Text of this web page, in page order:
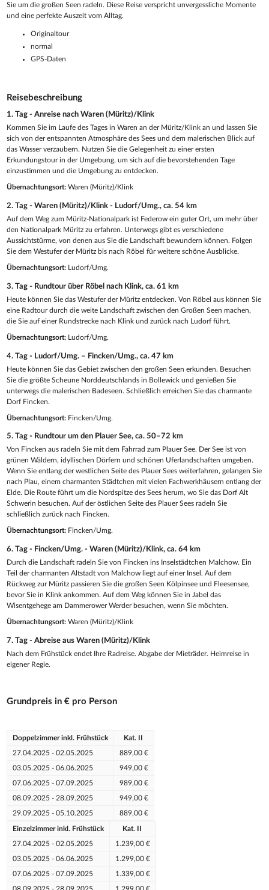
Sie um die großen Seen radeln. Diese Reise verspricht unvergessliche Momente
und eine perfekte Auszeit vom Alltag.
Originaltour
normal
GPS-Daten
Reisebeschreibung
1. Tag - Anreise nach Waren (Müritz)/Klink
Kommen Sie im Laufe des Tages in Waren an der Müritz/Klink an und lassen Sie
sich von der entspannten Atmosphäre des Sees und dem malerischen Blick auf
das Wasser verzaubern. Nutzen Sie die Gelegenheit zu einer ersten
Erkundungstour in der Umgebung, um sich auf die bevorstehenden Tage
einzustimmen und die Umgebung zu entdecken.
Übernachtungsort: Waren (Müritz)/Klink
2. Tag - Waren (Müritz)/Klink - Ludorf/Umg., ca. 54 km
Auf dem Weg zum Müritz-Nationalpark ist Federow ein guter Ort, um mehr über
den Nationalpark Müritz zu erfahren. Unterwegs gibt es verschiedene
Aussichtstürme, von denen aus Sie die Landschaft bewundern können. Folgen
Sie dem Westufer der Müritz bis nach Röbel für weitere schöne Ausblicke.
Übernachtungsort: Ludorf/Umg.
3. Tag - Rundtour über Röbel nach Klink, ca. 61 km
Heute können Sie das Westufer der Müritz entdecken. Von Röbel aus können Sie
eine Radtour durch die weite Landschaft zwischen den Großen Seen machen,
die Sie auf einer Rundstrecke nach Klink und zurück nach Ludorf führt.
Übernachtungsort: Ludorf/Umg.
4. Tag - Ludorf/Umg. – Fincken/Umg., ca. 47 km
Heute können Sie das Gebiet zwischen den großen Seen erkunden. Besuchen
Sie die größte Scheune Norddeutschlands in Bollewick und genießen Sie
unterwegs die malerischen Badeseen. Schließlich erreichen Sie das charmante
Dorf Fincken.
Übernachtungsort: Fincken/Umg.
5. Tag - Rundtour um den Plauer See, ca. 50–72 km
Von Fincken aus radeln Sie mit dem Fahrrad zum Plauer See. Der See ist von
grünen Wäldern, idyllischen Dörfern und schönen Uferlandschaften umgeben.
Wenn Sie entlang der westlichen Seite des Plauer Sees weiterfahren, gelangen Sie
nach Plau, einem charmanten Städtchen mit vielen Fachwerkhäusern entlang der
Elde. Die Route führt um die Nordspitze des Sees herum, wo Sie das Dorf Alt
Schwerin besuchen. Auf der östlichen Seite des Plauer Sees radeln Sie
schließlich zurück nach Fincken.
Übernachtungsort: Fincken/Umg.
6. Tag - Fincken/Umg. - Waren (Müritz)/Klink, ca. 64 km
Durch die Landschaft radeln Sie von Fincken ins Inselstädtchen Malchow. Ein
Teil der charmanten Altstadt von Malchow liegt auf einer Insel. Auf dem
Rückweg zur Müritz passieren Sie die großen Seen Kölpinsee und Fleesensee,
bevor Sie in Klink ankommen. Auf dem Weg können Sie in Jabel das
Wisentgehege am Dammerower Werder besuchen, wenn Sie möchten.
Übernachtungsort: Waren (Müritz)/Klink
7. Tag - Abreise aus Waren (Müritz)/Klink
Nach dem Frühstück endet Ihre Radreise. Abgabe der Mieträder. Heimreise in
eigener Regie.
Grundpreis in € pro Person
Doppelzimmer inkl. Frühstück Kat. II
27.04.2025 - 02.05.2025 889,00 €
03.05.2025 - 06.06.2025 949,00 €
07.06.2025 - 07.09.2025 989,00 €
08.09.2025 - 28.09.2025 949,00 €
29.09.2025 - 05.10.2025 889,00 €
Einzelzimmer inkl. Frühstück Kat. II
27.04.2025 - 02.05.2025 1.239,00 €
03.05.2025 - 06.06.2025 1.299,00 €
07.06.2025 - 07.09.2025 1.339,00 €